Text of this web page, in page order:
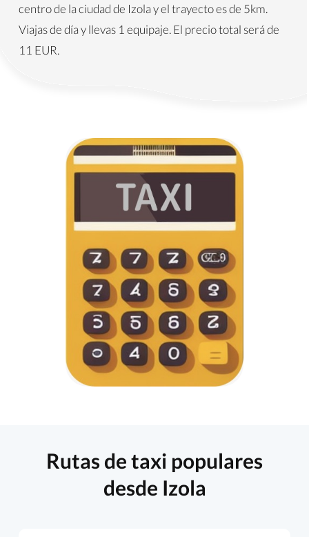
centro de la ciudad de Izola y el trayecto es de 5km.
Viajas de día y llevas 1 equipaje. El precio total será de
11 EUR.
Rutas de taxi populares
desde Izola